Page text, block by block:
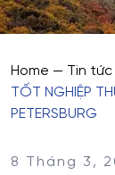
Home — Tin tức
TỐT NGHIỆP
PETERSBURG
8 Tháng 3,